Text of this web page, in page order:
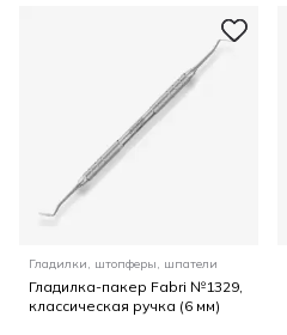
Гладилки, штопферы, шпатели
Гладилка-пакер Fabri №1329,
классическая ручка (6 мм)